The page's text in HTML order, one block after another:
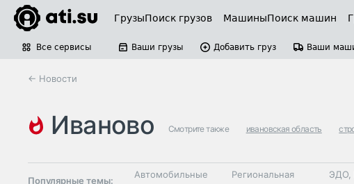
ГрузыПоиск грузов МашиныПоиск машин
Все сервисы Ваши грузы Добавить груз Ваши
← Новости
иваново Смотрите также ивановская область
Популярные темы:
Автомобильные
Региональная
ЭДО,